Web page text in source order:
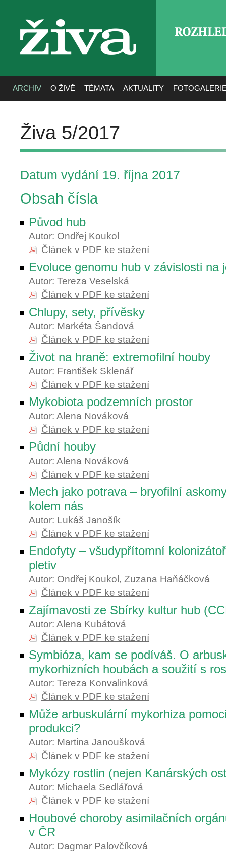
živa
ARCHIV O ŽIVĚ TÉMATA AKTUALITY
Živa 5/2017
Datum vydání 19. října 2017
Obsah čísla
Původ hub
Autor: Ondřej Koukol
Článek v PDF ke stažení
Evoluce genomu hub v závislosti na
Autor: Tereza Veselská
Článek v PDF ke stažení
Chlupy, sety, přívěsky
Autor: Markéta Šandová
Článek v PDF ke stažení
Život na hraně: extremofilní houby
Autor: František Sklenář
Článek v PDF ke stažení
Mykobiota podzemních prostor
Autor: Alena Nováková
Článek v PDF ke stažení
Půdní houby
Autor: Alena Nováková
Článek v PDF ke stažení
Mech jako potrava – bryofilní
kolem nás
Autor: Lukáš Janošík
Článek v PDF ke stažení
Endofyty – všudypřítomní
pletiv
Autor: Ondřej Koukol , Zuzana Haňáčková
Článek v PDF ke stažení
Zajímavosti ze Sbírky kultur hub
Autor: Alena Kubátová
Článek v PDF ke stažení
Symbióza, kam se podíváš. O
mykorhizních houbách a soužití s
Autor: Tereza Konvalinková
Článek v PDF ke stažení
Může arbuskulární mykorhiza
produkci?
Autor: Martina Janoušková
Článek v PDF ke stažení
Mykózy rostlin (nejen Kanárských
Autor: Michaela Sedlářová
Článek v PDF ke stažení
Houbové choroby asimilačních
v ČR
Autor: Dagmar Palovčíková